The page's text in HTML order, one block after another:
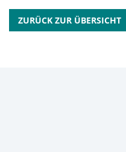
ZURÜCK ZUR ÜBERSICHT